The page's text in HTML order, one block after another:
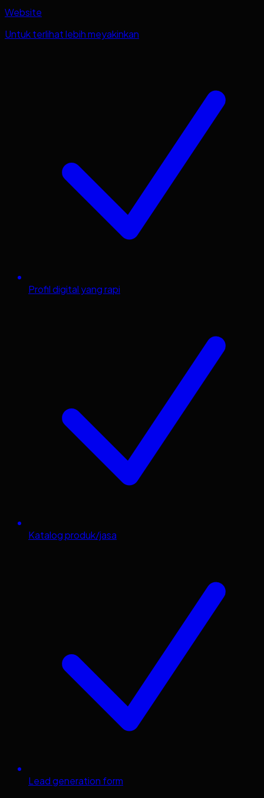
Website
Untuk terlihat lebih meyakinkan
Profil digital yang rapi
Katalog produk/jasa
Lead generation form